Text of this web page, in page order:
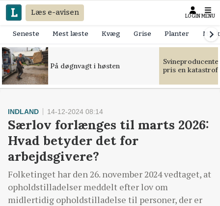
Læs e-avisen LOGIN MENU
Seneste Mest læste Kvæg Grise Planter
På døgnvagt i høsten
pris en
INDLAND 14-12-2024 08:14
Særlov forlænges til marts 2026:
Hvad betyder det for
arbejdsgivere?
Folketinget har den 26. november 2024 vedtaget, at
opholdstilladelser meddelt efter lov om
midlertidig opholdstilladelse til personer, der er